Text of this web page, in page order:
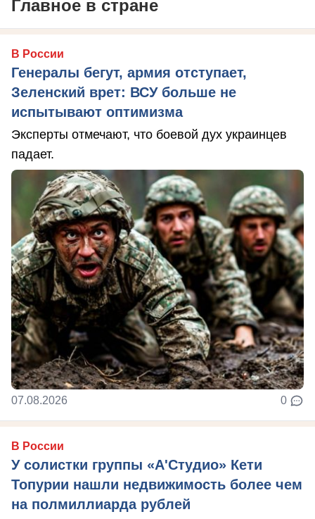
Главное в стране
В России
Генералы бегут, армия отступает,
Зеленский врет: ВСУ больше не
испытывают оптимизма
Эксперты отмечают, что боевой дух украинцев
падает.
07.08.2026 0
В России
У солистки группы «А'Студио» Кети
Топурии нашли недвижимость более чем
на полмиллиарда рублей